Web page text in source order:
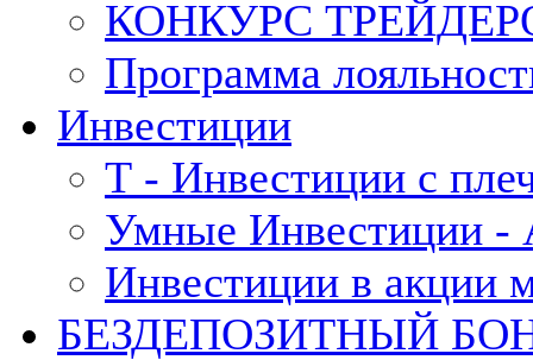
КОНКУРС
Программа
Инвестиции
Т - Инвестиции с
Умные Инвестиции -
Инвестиции в акции
БЕЗДЕПОЗИТНЫЙ